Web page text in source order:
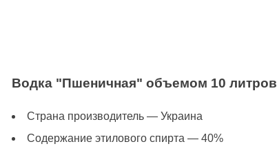
Водка "Пшеничная" объемом 10 литров
Страна производитель — Украина
Содержание этилового спирта — 40%